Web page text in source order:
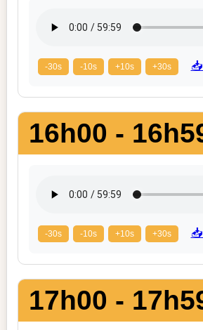
-30s -10s +10s +30s
16h00 -
-30s -10s +10s +30s
17h00 -